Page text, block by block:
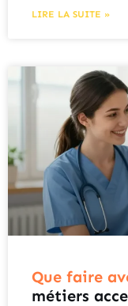
LIRE LA SUITE »
Que faire
métiers